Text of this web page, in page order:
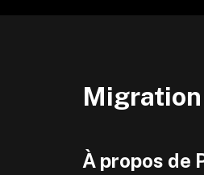
Migration
À propos de